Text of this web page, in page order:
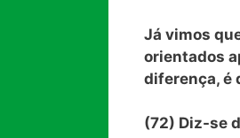
Já vimos
orientados
diferença, é
(72) Diz-se